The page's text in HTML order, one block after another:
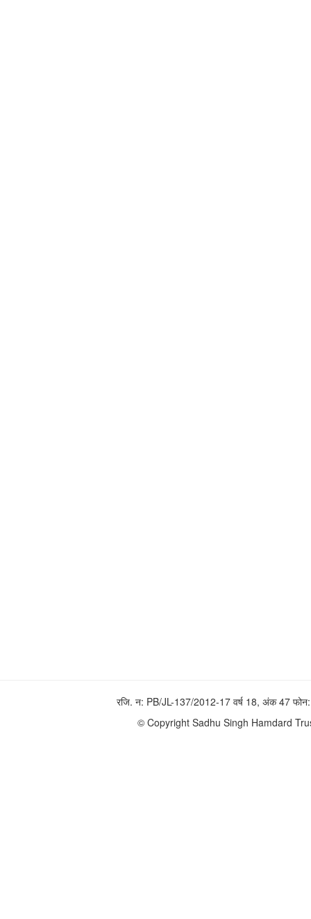
रजि. न: PB/JL-137/2012-17 वर्ष 18, अंक 47
© Copyright Sadhu Singh Hamdard